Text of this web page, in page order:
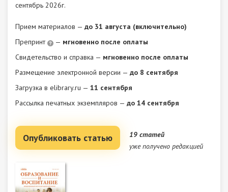
сентябрь 2026г.
Прием материалов — до 31 августа (включительно)
Препринт
— мгновенно после оплаты
Свидетельство и справка — мгновенно после оплаты
Размещение электронной версии — до 8 сентября
Загрузка в elibrary.ru — 11 сентября
Рассылка печатных экземпляров — до 14 сентября
Опубликовать статью
19 статей
уже получено редакцией